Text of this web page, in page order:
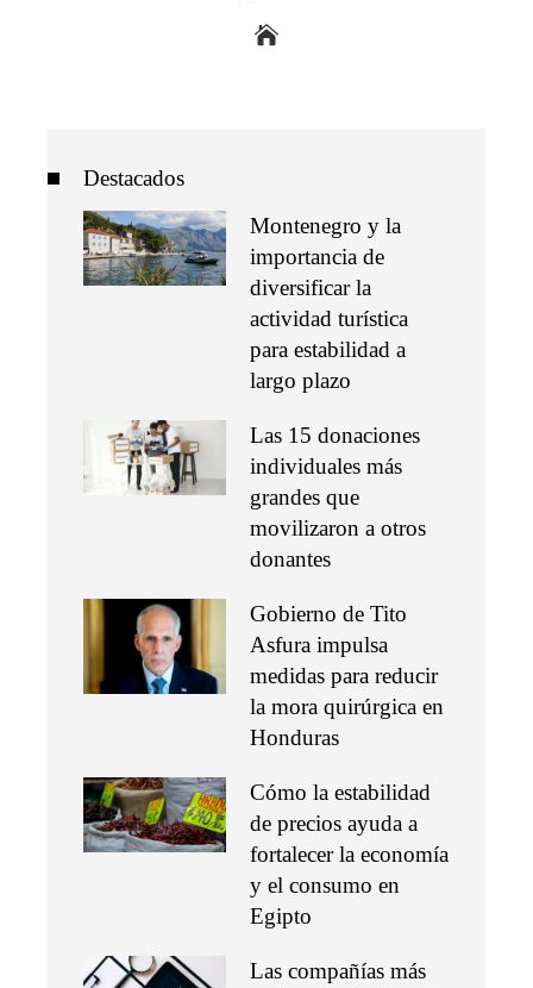
Destacados
Montenegro y la
importancia de
diversificar la
actividad turística
para estabilidad a
largo plazo
Las 15 donaciones
individuales más
grandes que
movilizaron a otros
donantes
Gobierno de Tito
Asfura impulsa
medidas para reducir
la mora quirúrgica en
Honduras
Cómo la estabilidad
de precios ayuda a
fortalecer la economía
y el consumo en
Egipto
Las compañías más